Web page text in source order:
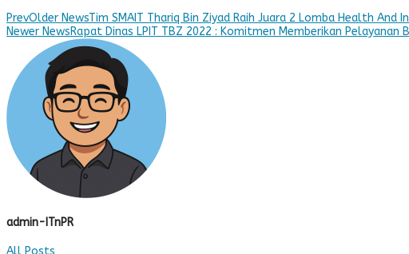
PrevOlder NewsTim SMAIT Thariq Bin Ziyad Raih Juara 2 Lomba Health And
Newer NewsRapat Dinas LPIT TBZ 2022 : Komitmen Memberikan
admin-ITnPR
All Posts